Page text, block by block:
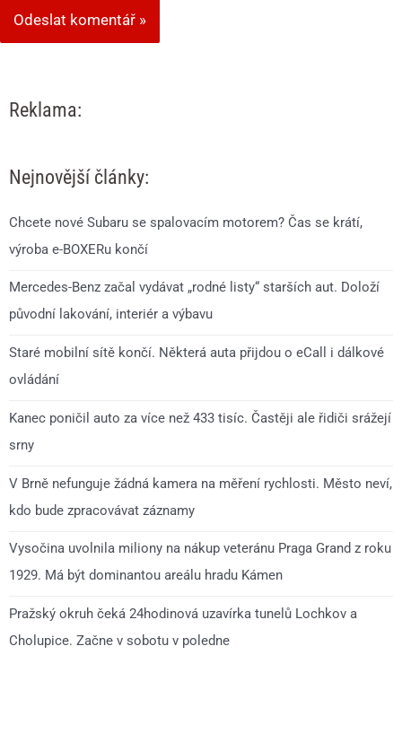
Reklama:
Nejnovější články:
Chcete nové Subaru se spalovacím motorem? Čas se krátí,
výroba e-BOXERu končí
Mercedes-Benz začal vydávat „rodné listy“ starších aut. Doloží
původní lakování, interiér a výbavu
Staré mobilní sítě končí. Některá auta přijdou o eCall i dálkové
ovládání
Kanec poničil auto za více než 433 tisíc. Častěji ale řidiči srážejí
srny
V Brně nefunguje žádná kamera na měření rychlosti. Město neví,
kdo bude zpracovávat záznamy
Vysočina uvolnila miliony na nákup veteránu Praga Grand z roku
1929. Má být dominantou areálu hradu Kámen
Pražský okruh čeká 24hodinová uzavírka tunelů Lochkov a
Cholupice. Začne v sobotu v poledne